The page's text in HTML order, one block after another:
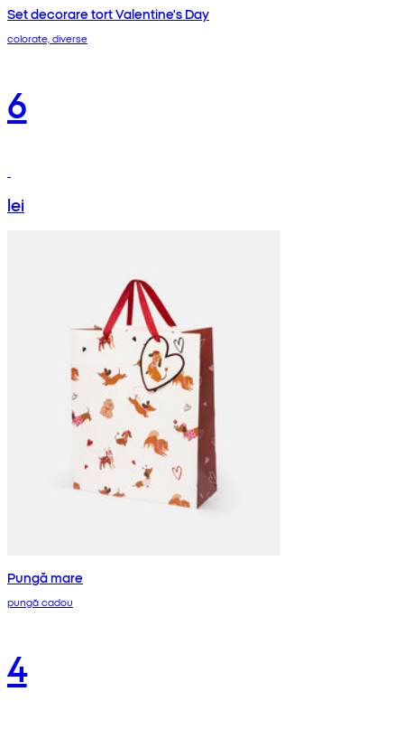
Set decorare tort Valentine's Day
colorate, diverse
6
lei
Pungă mare
pungă cadou
4